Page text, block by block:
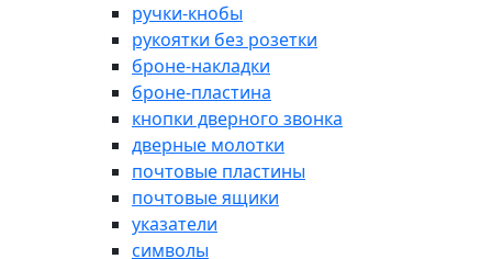
ручки-кнобы
рукоятки без розетки
броне-накладки
броне-пластина
кнопки дверного звонка
дверные молотки
почтовые пластины
почтовые ящики
указатели
символы